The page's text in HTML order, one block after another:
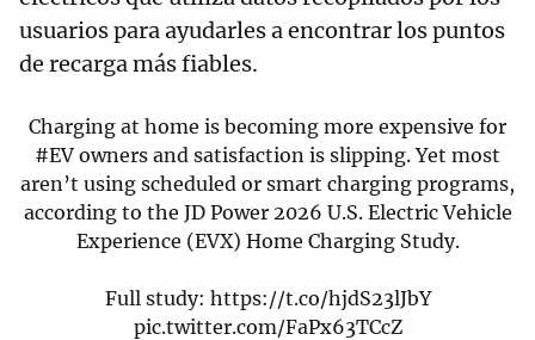
usuarios para ayudarles a encontrar los puntos
de recarga más fiables.
Charging at home is becoming more expensive for
#EV owners and satisfaction is slipping. Yet most
aren’t using scheduled or smart charging programs,
according to the JD Power 2026 U.S. Electric Vehicle
Experience (EVX) Home Charging Study.
Full study: https://t.co/hjdS23lJbY
pic.twitter.com/FaPx63TCcZ